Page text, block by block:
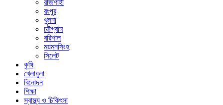
রাজশাহী
রংপুর
খুলনা
চট্টগ্রাম
বরিশাল
ময়মনসিংহ
সিলেট
কৃষি
খেলাধুলা
বিনোদন
শিক্ষা
স্বাস্থ্য ও চিকিৎসা